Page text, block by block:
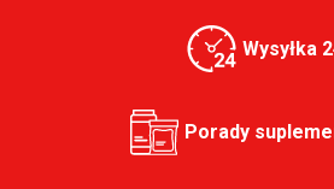
Wysyłka
Porady